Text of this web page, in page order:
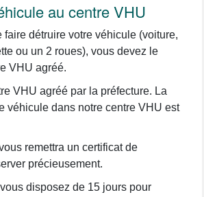
au centre VHU
faire détruire votre véhicule (voiture,
ou un 2 roues), vous devez le
VHU agréé.
VHU agréé par la préfecture. La
véhicule dans notre centre VHU est
remettra un certificat de
précieusement.
disposez de 15 jours pour